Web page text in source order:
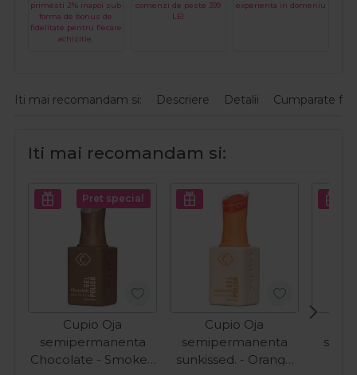
primesti 2% inapoi sub
forma de bonus de
fidelitate pentru fiecare
achizitie.
comenzi de peste 399
LEI
experienta in domeniu
Iti mai recomandam si: Descriere Detalii Cumparate
Iti mai recomandam si:
Pret special
Cupio Oja
semipermanenta
Chocolate - Smoked
Cupio Oja
semipermanenta
sunkissed. - Orange